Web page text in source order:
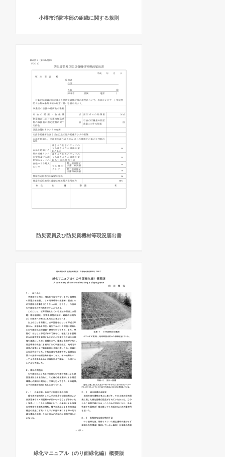
小樽市消防本部の組織に関する規則
防災要員及び防災資機材等現況届出書
緑化マニュアル（のり面緑化編）概要版